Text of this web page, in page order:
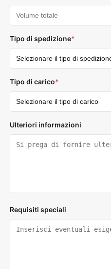
Tipo di spedizione*
Tipo di carico*
Ulteriori informazioni
Requisiti speciali